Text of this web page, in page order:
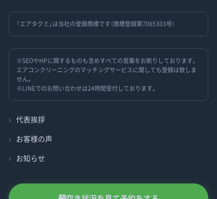
「エアタクミ」は当社の登録商標です（商標登録第7065303号）
※SEOやHPに関するものも含めすべての営業をお断りしております。
エアコンクリーニングのマッチングサービスに関しても登録は致しま
せん。
※LINEでのお問い合わせは24時間受付しております。
代表挨拶
お客様の声
お知らせ